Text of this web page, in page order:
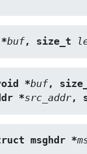
buf, size_t
*buf,
*
src_addr,
msghdr *